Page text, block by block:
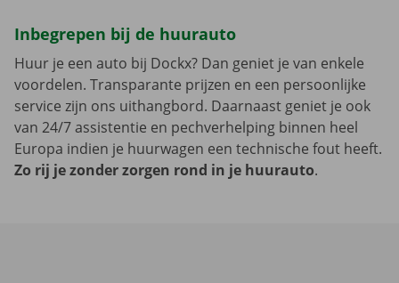
Inbegrepen bij de huurauto
Huur je een auto bij Dockx? Dan geniet je van enkele
voordelen. Transparante prijzen en een persoonlijke
service zijn ons uithangbord. Daarnaast geniet je ook
van 24/7 assistentie en pechverhelping binnen heel
Europa indien je huurwagen een technische fout heeft.
Zo rij je zonder zorgen rond in je huurauto.